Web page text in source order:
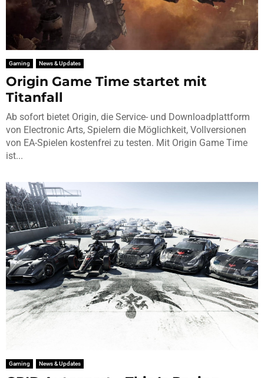
Gaming News & Updates
Origin Game Time startet mit
Titanfall
Ab sofort bietet Origin, die Service- und Downloadplattform
von Electronic Arts, Spielern die Möglichkeit, Vollversionen
von EA-Spielen kostenfrei zu testen. Mit Origin Game Time
ist...
Gaming News & Updates